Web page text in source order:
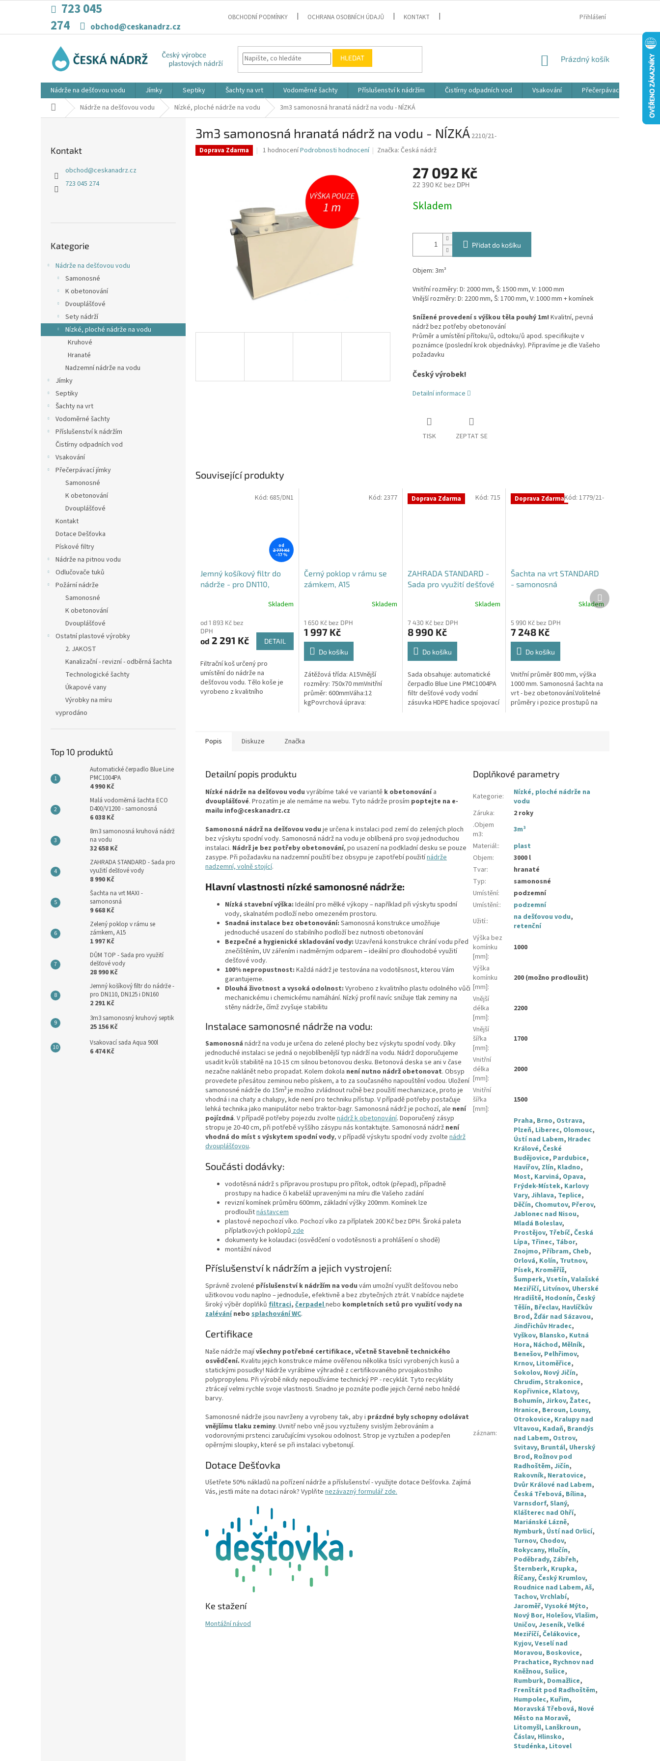
723 045
274
obchod@ceskanadrz.cz
OBCHODNÍ PODMÍNKY OCHRANA OSOBNÍCH ÚDAJŮ KONTAKT Přihlášení
HLEDAT
NÁKUPNÍ
Prázdný košík
Nádrže na dešťovou vodu Jímky Septiky Šachty na vrt Vodoměrné šachty Příslušenství k nádržím Čistírny odpadních vod Vsakování Přečerpávací jímky
Domů Nádrže na dešťovou vodu Nízké, ploché nádrže na vodu 3m3 samonosná hranatá nádrž na vodu - NÍZKÁ
Kontakt
obchod@ceskanadrz.cz
723 045 274
kategorie
Kategorie
Nádrže na dešťovou vodu
Samonosné
K obetonování
Dvouplášťové
Sety nádrží
Nízké, ploché nádrže na vodu
Kruhové
Hranaté
Nadzemní nádrže na vodu
Jímky
Septiky
Šachty na vrt
Vodoměrné šachty
Příslušenství k nádržím
Čistírny odpadních vod
Vsakování
Přečerpávací jímky
Samonosné
K obetonování
Dvouplášťové
Kontakt
Dotace Dešťovka
Pískové filtry
Nádrže na pitnou vodu
Odlučovače tuků
Požární nádrže
Samonosné
K obetonování
Dvouplášťové
Ostatní plastové výrobky
2. JAKOST
Kanalizační - revizní - odběrná šachta
Technologické šachty
Úkapové vany
Výrobky na míru
vyprodáno
Top 10 produktů
Automatické čerpadlo Blue Line
PMC1004PA
4 990 Kč
Malá vodoměrná šachta ECO
D400/V1200 - samonosná
6 038 Kč
8m3 samonosná kruhová nádrž
na vodu
32 658 Kč
ZAHRADA STANDARD - Sada pro
využití dešťové vody
8 990 Kč
Šachta na vrt MAXI -
samonosná
9 668 Kč
Zelený poklop v rámu se
zámkem, A15
1 997 Kč
DŮM TOP - Sada pro využití
dešťové vody
28 990 Kč
Jemný košíkový filtr do nádrže -
pro DN110, DN125 i DN160
2 291 Kč
3m3 samonosný kruhový septik
25 156 Kč
Vsakovací sada Aqua 900l
6 474 Kč
3m3 samonosná hranatá nádrž na vodu - NÍZKÁ 2210/21-
Doprava Zdarma
Průměrné
5
hvězdiček.
1 hodnoceníPodrobnosti hodnocení Značka:Česká nádrž
27 092 Kč
22 390 Kč bez DPH
cena:
Skladem
Přidat do košíku
Objem: 3m³
Vnitřní rozměry: D: 2000 mm, Š: 1500 mm, V: 1000 mm
Vnější rozměry: D: 2200 mm, Š: 1700 mm, V: 1000 mm + komínek
Snížené provedení s výškou těla pouhý 1m! Kvalitní, pevná
nádrž bez potřeby obetonování
Průměr a umístění přítoku/ů, odtoku/ů apod. specifikujte v
poznámce (poslední krok objednávky). Připravíme je dle Vašeho
požadavku
Český výrobek!
Detailní informace
TISK ZEPTAT SE
Související produkty
od
2 771 Kč
–17 %
Jemný košíkový filtr do
nádrže - pro DN110,
produktu
je
4,6
5
hvězdiček.
Skladem
od 1 893 Kč bez
DPH
od 2 291 Kč DETAIL
Filtrační koš určený pro
umístění do nádrže na
dešťovou vodu. Tělo koše je
vyrobeno z kvalitního
Kód: 685/DN1
Černý poklop v rámu se
zámkem, A15
produktu
je
4,5
5
hvězdiček.
Skladem
1 650 Kč bez DPH
1 997 Kč
Do košíku
Zátěžová třída: A15Vnější
rozměry: 750x70 mmVnitřní
průměr: 600mmVáha:12
kgPovrchová úprava:
Kód: 2377 Doprava Zdarma
ZAHRADA STANDARD -
Sada pro využití dešťové
Skladem
7 430 Kč bez DPH
8 990 Kč
Do košíku
Sada obsahuje: automatické
čerpadlo Blue Line PMC1004PA
filtr dešťové vody vodní
zásuvka HDPE hadice spojovací
Kód: 715 Doprava Zdarma
Šachta na vrt STANDARD
- samonosná
produktu
je
4,3
5
hvězdiček.
Skladem
5 990 Kč bez DPH
7 248 Kč
Do košíku
Vnitřní průměr 800 mm, výška
1000 mm. Samonosná šachta na
vrt - bez obetonování.Volitelné
průměry i pozice prostupů na
Kód: 1779/21-
Další
produkt
Popis Diskuze Značka
Detailní popis produktu
Nízké nádrže na dešťovou vodu vyrábíme také ve variantě k obetonovánía
dvouplášťové. Prozatím je ale nemáme na webu. Tyto nádrže prosím poptejte na e-
mailu info@ceskanadrz.cz
Samonosná nádrž na dešťovou vodu je určena k instalaci pod zemí do zelených ploch
bez výskytu spodní vody. Samonosná nádrž na vodu je oblíbená pro svoji jednoduchou
instalaci. Nádrž je bez potřeby obetonování, po usazení na podkladní desku se pouze
zasype. Při požadavku na nadzemní použití bez obsypu je zapotřebí použitínádrže
nadzemní, volně stojící.
Hlavní vlastnosti nízké samonosné nádrže:
Nízká stavební výška: Ideální pro mělké výkopy – například při výskytu spodní
vody, skalnatém podloží nebo omezeném prostoru.
Snadná instalace bez obetonování: Samonosná konstrukce umožňuje
jednoduché usazení do stabilního podloží bez nutnosti obetonování
Bezpečné a hygienické skladování vody: Uzavřená konstrukce chrání vodu před
znečištěním, UV zářením i nadměrným odparem – ideální pro dlouhodobé využití
dešťové vody.
100% nepropustnost: Každá nádrž je testována na vodotěsnost, kterou Vám
garantujeme.
Dlouhá životnost a vysoká odolnost: Vyrobeno z kvalitního plastu odolného vůči
mechanickému i chemickému namáhání. Nízký profil navíc snižuje tlak zeminy na
stěny nádrže, čímž zvyšuje stabilitu
Instalace samonosné nádrže na vodu:
Samonosná nádrž na vodu je určena do zelené plochy bez výskytu spodní vody. Díky
jednoduché instalaci se jedná o nejoblíbenější typ nádrží na vodu. Nádrž doporučujeme
usadit kvůli stabilitě na 10-15 cm silnou betonovou desku. Betonová deska se ani v čase
nezačne naklánět nebo propadat. Kolem dokola není nutno nádrž obetonovat. Obsyp
provedete přesátou zeminou nebo pískem, a to za současného napouštění vodou. Uložení
samonosné nádrže do 15m3 je možno zvládnout ručně bez použití mechanizace, proto je
vhodná i na chaty a chalupy, kde není pro techniku přístup. V případě potřeby postačuje
lehká technika jako manipulátor nebo traktor-bagr. Samonosná nádrž je pochozí, ale není
pojízdná. V případě potřeby pojezdu zvolte nádrž k obetonování. Doporučený zásyp
stropu je 20-40 cm, při potřebě vyššího zásypu nás kontaktujte. Samonosná nádrž není
vhodná do míst s výskytem spodní vody, v případě výskytu spodní vody zvolte nádrž
dvouplášťovou.
Součásti dodávky:
vodotěsná nádrž s přípravou prostupu pro přítok, odtok (přepad), případně
prostupy na hadice či kabeláž upravenými na míru dle Vašeho zadání
revizní komínek průměru 600mm, základní výšky 200mm. Komínek lze
prodloužitnástavcem
plastové nepochozí víko. Pochozí víko za příplatek 200 Kč bez DPH. Široká paleta
příplatkových poklopů zde
dokumenty ke kolaudaci (osvědčení o vodotěsnosti a prohlášení o shodě)
montážní návod
Příslušenství k nádržím a jejich vystrojení:
Správně zvolené příslušenství k nádržím na vodu vám umožní využít dešťovou nebo
užitkovou vodu naplno – jednoduše, efektivně a bez zbytečných ztrát. V nabídce najdete
široký výběr doplňků filtraci, čerpadelnebo kompletních setů pro využití vody na
zalévánínebo splachování WC.
Certifikace
Naše nádrže majívšechny potřebné certifikace, včetně Stavebně technického
osvědčení. Kvalitu jejich konstrukce máme ověřenou několika tisíci vyrobených kusů a
statickými posudky! Nádrže vyrábíme výhradně z certifikovaného prvojakostního
polypropylenu. Při výrobě nikdy nepoužíváme technický PP - recyklát. Tyto recykláty
ztrácejí velmi rychle svoje vlastnosti. Snadno je poznáte podle jejich černé nebo hnědé
barvy.
Samonosné nádrže jsou navrženy a vyrobeny tak, aby i prázdné byly schopny odolávat
vnějšímu tlaku zeminy. Uvnitř nebo vně jsou vyztuženy svislým žebrováním a
vodorovnými prstenci zaručujícími vysokou odolnost. Strop je vyztužen a podepřen
opěrnými sloupky, které se při instalaci vybetonují.
Dotace Dešťovka
Ušetřete 50% nákladů na pořízení nádrže a příslušenství - využijte dotace Dešťovka. Zajímá
Vás, jestli máte na dotaci nárok? Vyplňte nezávazný formulář zde.
Ke stažení
Montážní návod
Doplňkové parametry
Kategorie:
Nízké, ploché nádrže na
vodu
Záruka:
2 roky
.Objem
m3:
3m³
Materiál::
plast
Objem:
3000 l
Tvar:
hranaté
Typ:
samonosné
Umístění:
podzemní
Umístění::
podzemní
Užití:: na dešťovou vodu,
retenční
Výška bez
komínku
[mm]:
1000
Výška
komínku
[mm]:
200 (možno prodloužit)
Vnější
délka
[mm]:
2200
Vnější
šířka
[mm]:
1700
Vnitřní
délka
[mm]:
2000
Vnitřní
šířka
[mm]:
1500
záznam:
Praha, Brno, Ostrava,
Plzeň, Liberec, Olomouc,
Ústí nad Labem, Hradec
Králové,České
Budějovice, Pardubice,
Havířov, Zlín, Kladno,
Most, Karviná, Opava,
Frýdek-Místek, Karlovy
Vary,Jihlava, Teplice,
Děčín, Chomutov, Přerov,
Jablonec nad Nisou,
Mladá Boleslav,
Prostějov, Třebíč,Česká
Lípa, Třinec, Tábor,
Znojmo, Příbram, Cheb,
Orlová, Kolín, Trutnov,
Písek, Kroměříž,
Šumperk,Vsetín,Valašské
Meziříčí, Litvínov, Uherské
Hradiště, Hodonín,Český
Těšín, Břeclav, Havlíčkův
Brod,Žďár nad Sázavou,
Jindřichův Hradec,
Vyškov, Blansko, Kutná
Hora, Náchod, Mělník,
Benešov, Pelhřimov,
Krnov, Litoměřice,
Sokolov, Nový Jičín,
Chrudim,Strakonice,
Kopřivnice, Klatovy,
Bohumín,Jirkov,Žatec,
Hranice, Beroun, Louny,
Otrokovice, Kralupy nad
Vltavou, Kadaň, Brandýs
nad Labem, Ostrov,
Svitavy, Bruntál, Uherský
Brod, Rožnov pod
Radhoštěm,Jičín,
Rakovník, Neratovice,
Dvůr Králové nad Labem,
Česká Třebová, Bílina,
Varnsdorf,Slaný,
Klášterec nad Ohří,
Mariánské Lázně,
Nymburk, Ústí nad Orlicí,
Turnov, Chodov,
Rokycany, Hlučín,
Poděbrady, Zábřeh,
Šternberk, Krupka,
Říčany,Český Krumlov,
Roudnice nad Labem,Aš,
Tachov,Vrchlabí,
Jaroměř,Vysoké Mýto,
Nový Bor, Holešov,Vlašim,
Uničov,Jeseník,Velké
Meziříčí,Čelákovice,
Kyjov,Veselí nad
Moravou, Boskovice,
Prachatice, Rychnov nad
Kněžnou,Sušice,
Rumburk, Domažlice,
Frenštát pod Radhoštěm,
Humpolec, Kuřim,
Moravská Třebová, Nové
Město na Moravě,
Litomyšl, Lanškroun,
Čáslav, Hlinsko,
Studénka, Litovel